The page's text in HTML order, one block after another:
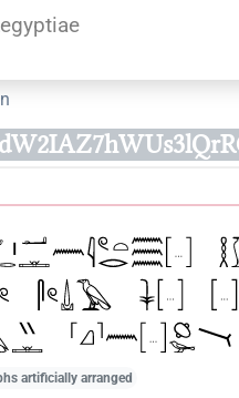
artificially arranged